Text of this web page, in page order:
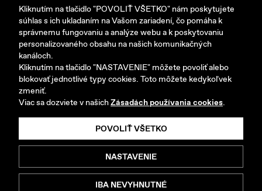
www.mgmotor-slovakia.sk
Copyright © 2026 AB MOTORS SK s.r.o. Všetky práva
vyhradené.
Picabo.cz, a.s.
Kliknutím na tlačidlo "POVOLIŤ VŠETKO" nám poskytujete
súhlas s ich ukladaním na Vašom zariadení, čo pomáha k
správnemu fungovaniu a analýze webu a k poskytovaniu
personalizovaného obsahu na našich komunikačných
kanáloch.
Kliknutím na tlačidlo "NASTAVENIE" môžete povoliť alebo
blokovať jednotlivé typy cookies. Toto môžete kedykoľvek
zmeniť.
Viac sa dozviete v našichZásadách používania cookies.
POVOLIŤ VŠETKO
NASTAVENIE
IBA NEVYHNUTNÉ